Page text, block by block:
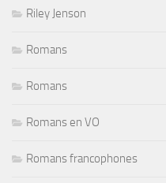
Riley Jenson
Romans
Romans
Romans en VO
Romans francophones